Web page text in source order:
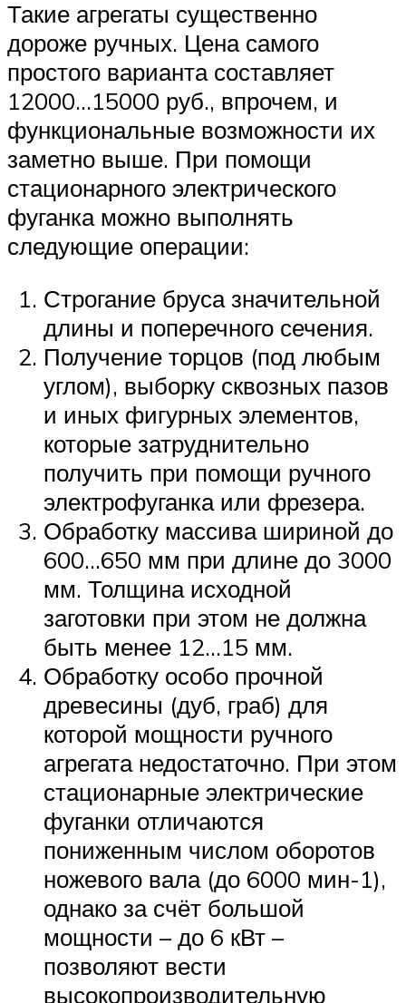
Такие агрегаты существенно
дороже ручных. Цена самого
простого варианта составляет
12000…15000 руб., впрочем, и
функциональные возможности их
заметно выше. При помощи
стационарного электрического
фуганка можно выполнять
следующие операции:
Строгание бруса значительной
длины и поперечного сечения.
Получение торцов (под любым
углом), выборку сквозных пазов
и иных фигурных элементов,
которые затруднительно
получить при помощи ручного
электрофуганка или фрезера.
Обработку массива шириной до
600…650 мм при длине до 3000
мм. Толщина исходной
заготовки при этом не должна
быть менее 12…15 мм.
Обработку особо прочной
древесины (дуб, граб) для
которой мощности ручного
агрегата недостаточно. При этом
стационарные электрические
фуганки отличаются
пониженным числом оборотов
ножевого вала (до 6000 мин-1),
однако за счёт большой
мощности – до 6 кВт –
позволяют вести
высокопроизводительную